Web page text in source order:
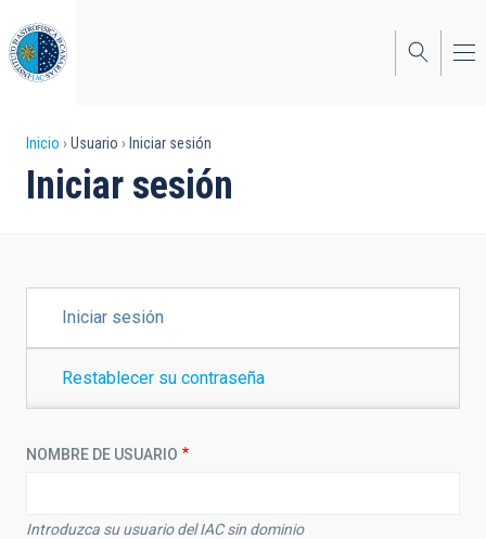
al
contenido
principal
Sobrescribir
enlaces
la
navegación
Inicio Usuario Iniciar sesión
Iniciar sesión
PRINCIPALES
Iniciar sesión
Restablecer su contraseña
NOMBRE DE USUARIO
Introduzca su usuario del IAC sin dominio